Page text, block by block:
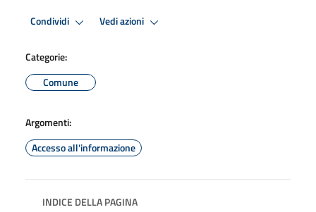
Condividi Vedi azioni
Categorie:
Comune
Argomenti:
Accesso all'informazione
INDICE DELLA PAGINA